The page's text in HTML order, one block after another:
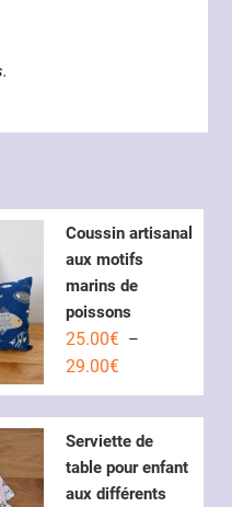
Coussin artisanal
aux motifs
marins de
poissons
25.00€ –
29.00€Plage
de
prix :
25.00€
à
29.00€
Serviette de
table pour enfant
aux différents